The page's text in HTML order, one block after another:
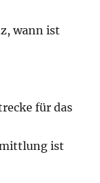
wann ist
für das
ist